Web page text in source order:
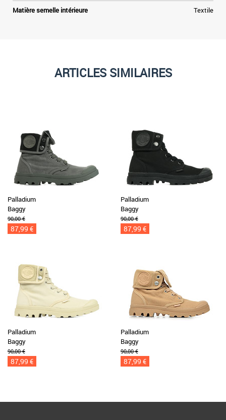
Matière semelle intérieure Textile
ARTICLES SIMILAIRES
Palladium
Baggy
90,00 €
87,99 €
Palladium
Baggy
90,00 €
87,99 €
Palladium
Baggy
90,00 €
87,99 €
Palladium
Baggy
90,00 €
87,99 €